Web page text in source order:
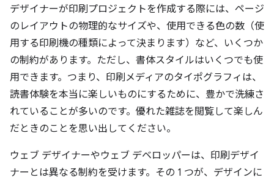
デザイナーが印刷プロジェクトを作成する際には、ページ
のレイアウトの物理的なサイズや、使用できる色の数（使
用する印刷機の種類によって決まります）など、いくつか
の制約があります。ただし、書体スタイルはいくつでも使
用できます。つまり、印刷メディアのタイポグラフィは、
読書体験を本当に楽しいものにするために、豊かで洗練さ
れていることが多いのです。優れた雑誌を閲覧して楽しん
だときのことを思い出してください。
ウェブ デザイナーやウェブ デベロッパーは、印刷デザイ
ナーとは異なる制約を受けます。その 1 つが、デザインに